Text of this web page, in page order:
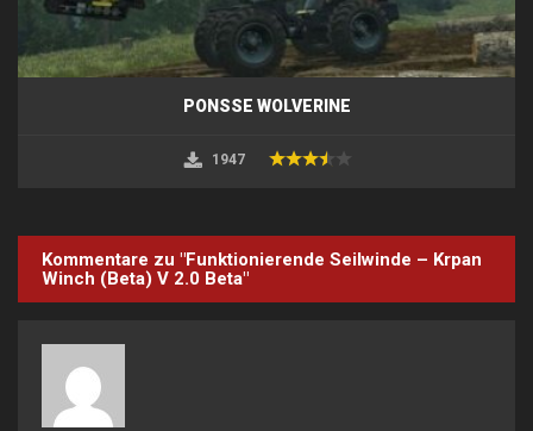
PONSSE WOLVERINE
1947
Kommentare zu "Funktionierende Seilwinde – Krpan
Winch (Beta) V 2.0 Beta"